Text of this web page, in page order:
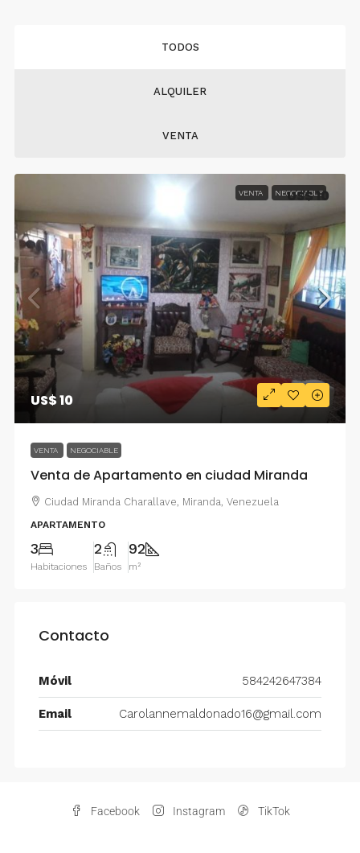
TODOS
ALQUILER
VENTA
VENTA NEGOCIABLE
US$ 10
VENTA NEGOCIABLE
Venta de Apartamento en ciudad Miranda
US$ 10
Ciudad Miranda Charallave, Miranda, Venezuela
APARTAMENTO
3
Habitaciones
2
Baños
92
m²
Contacto
Móvil 584242647384
Email Carolannemaldonado16@gmail.com
Facebook Instagram TikTok